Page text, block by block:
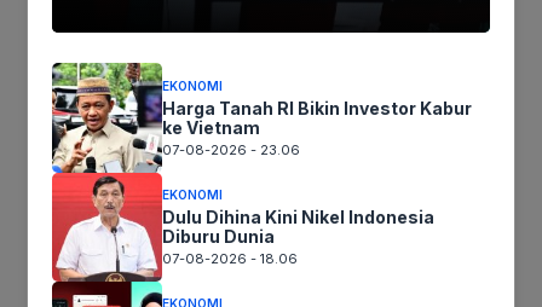
Situs
web
Simpan nama, email, dan situs web saya pada peramban ini
untuk komentar saya berikutnya.
EKONOMI
Harga Tanah RI Bikin Investor Kabur
ke Vietnam
07-08-2026 - 23.06
EKONOMI
Dulu Dihina Kini Nikel Indonesia
Diburu Dunia
07-08-2026 - 18.06
EKONOMI